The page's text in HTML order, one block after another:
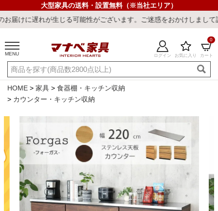
大型家具の送料・設置無料（※当社エリア）
能性がございます。ご迷惑をおかけしまして誠に申し訳ございませ
MENU ログイン お気に入り カート
0
ご利用ガイド 新規会員登録
店舗一覧 閲覧履歴
よくある質問
キーワード・商品番号で探す
最短発送 冷感ラグ 冷感寝具 ワークデスク ウィルトンラ
HOME 家具
食器棚・キッチン収納
カウンター・キッチン収納